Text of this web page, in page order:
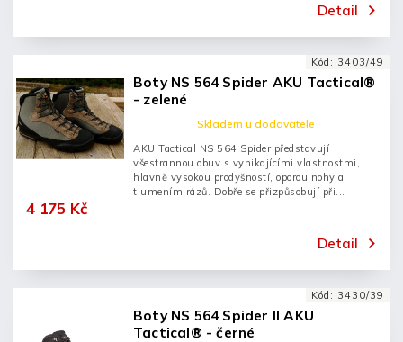
Detail
Boty NS 564 Spider AKU Tactical®
- zelené
Skladem u dodavatele
4 175 Kč
Detail
AKU Tactical NS 564 Spider představují
všestrannou obuv s vynikajícími vlastnostmi,
hlavně vysokou prodyšností, oporou nohy a
tlumením rázů. Dobře se přizpůsobují při...
Kód: 3403/49
Boty NS 564 Spider II AKU
Tactical® - černé
Kód: 3430/39